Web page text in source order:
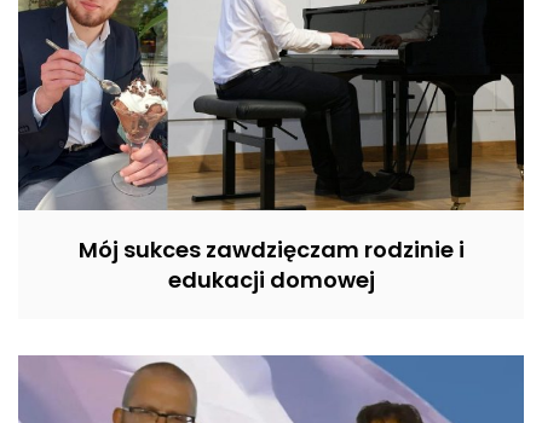
Mój sukces zawdzięczam rodzinie i
edukacji domowej